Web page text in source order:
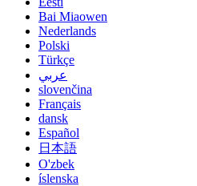
Bai Miaowen
Nederlands
Polski
Türkçe
عربي
slovenčina
Français
dansk
Español
日本語
O'zbek
íslenska